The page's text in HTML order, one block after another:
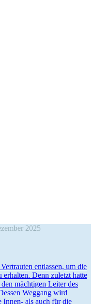
2025
ent­las­sen, um die
erhal­ten. Denn zuletzt hatte
mäch­ti­gen Leiter des
Weggang wird
Innen- als auch für die